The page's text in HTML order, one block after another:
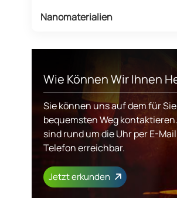
Nanomaterialien
Wie Können Wir Ihnen
Sie können uns auf dem für Sie
bequemsten Weg
sind rund um die Uhr per E-
Telefon erreichbar.
Jetzt erkunden